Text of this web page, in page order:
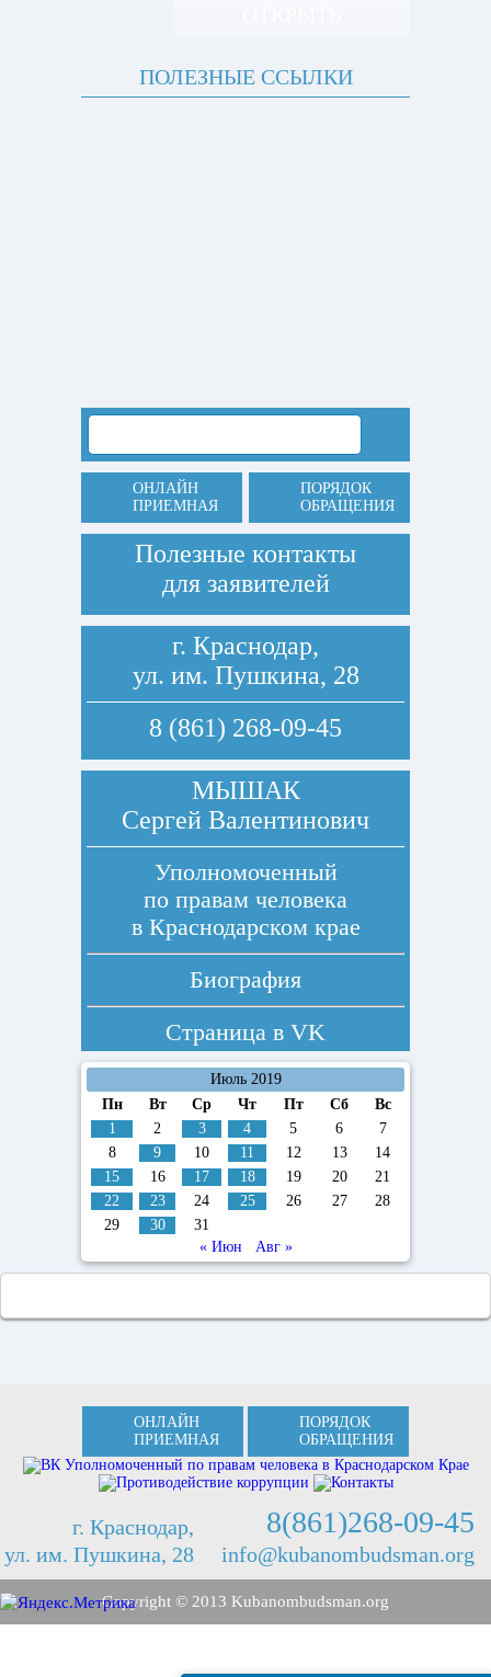
ПОЛЕЗНЫЕ ССЫЛКИ
ОНЛАЙН
ПРИЕМНАЯ
ПОРЯДОК
ОБРАЩЕНИЯ
Полезные контакты
для заявителей
г. Краснодар,
ул. им. Пушкина, 28
8 (861) 268-09-45
МЫШАК
Сергей Валентинович
Уполномоченный
по правам человека
в Краснодарском крае
Биография
Страница в VK
Июль 2019
Пн
Вт Ср Чт Пт Сб
Вс
1
2 3 4 5 6
7
8
9 10 11 12 13
14
15
16 17 18 19 20
21
22
23 24 25 26 27
28
29
30
31
« Июн
Авг »
ОНЛАЙН
ПРИЕМНАЯ
ПОРЯДОК
ОБРАЩЕНИЯ
г. Краснодар,
ул. им. Пушкина, 28
8(861)268-09-45
info@kubanombudsman.org
Copyright © 2013 Kubanombudsman.org